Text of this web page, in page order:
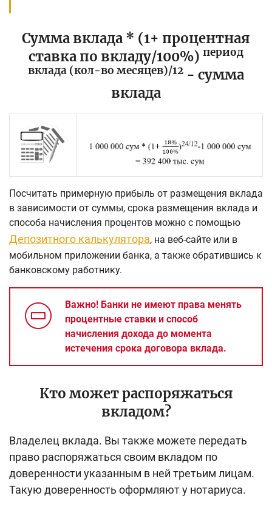
Сумма вклада * (1+ процентная
ставка по вкладу/100%) период
вклада (кол-во месяцев)/12 - сумма
вклада
Посчитать примерную прибыль от размещения вклада
в зависимости от суммы, срока размещения вклада и
способа начисления процентов можно с помощью
Депозитного калькулятора, на веб-сайте или в
мобильном приложении банка, а также обратившись к
банковскому работнику.
Важно! Банки не имеют права менять
процентные ставки и способ
начисления дохода до момента
истечения срока договора вклада.
Кто может распоряжаться
вкладом?
Владелец вклада. Вы также можете передать
право распоряжаться своим вкладом по
доверенности указанным в ней третьим лицам.
Такую доверенность оформляют у нотариуса.